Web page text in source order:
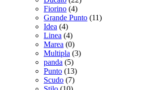
Fiorino (4)
Grande Punto (11)
Idea (4)
Linea (4)
Marea (0)
Multipla (3)
panda (5)
Punto (13)
Scudo (7)